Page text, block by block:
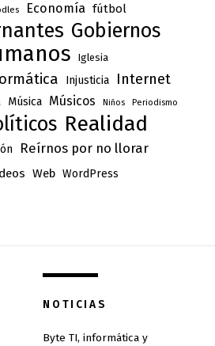
Economía fútbol
Gobiernos
Iglesia
Injusticia Internet
Música Músicos Niños Periodismo
Realidad
Reírnos por no llorar
Web WordPress
NOTICIAS
Byte TI, informática y